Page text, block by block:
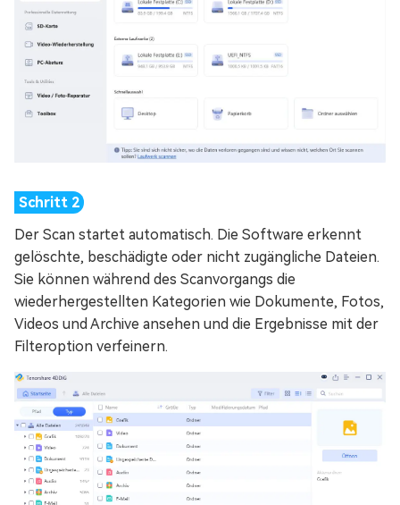
Der Scan startet automatisch. Die Software erkennt
gelöschte, beschädigte oder nicht zugängliche Dateien.
Sie können während des Scanvorgangs die
wiederhergestellten Kategorien wie Dokumente, Fotos,
Videos und Archive ansehen und die Ergebnisse mit der
Filteroption verfeinern.